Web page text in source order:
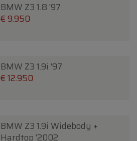
BMW Z3 1.8 '97
€ 9.950
BMW Z3 1.9i '97
€ 12.950
BMW Z3 1.9i Widebody +
Hardtop '2002